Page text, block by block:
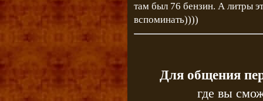
там был 76 бензин. А литры
вспоминать))))
Для общения
где вы